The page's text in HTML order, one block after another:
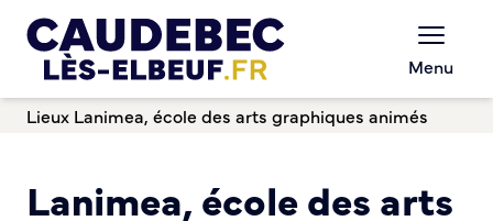
Menu
Lieux Lanimea, école des arts graphiques animés
Lanimea, école des arts
Chèques-cadeaux municipaux – Soutenez le
Aides aux porteurs de projets
Dispositif Teste ton Etal’